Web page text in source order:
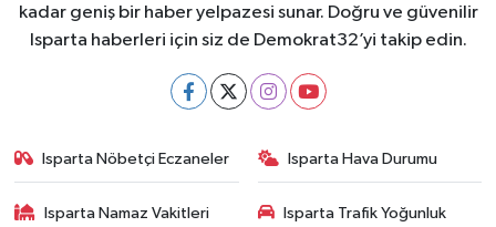
kadar geniş bir haber yelpazesi sunar. Doğru ve güvenilir
Isparta haberleri için siz de Demokrat32’yi takip edin.
Isparta Nöbetçi Eczaneler Isparta Hava Durumu
Isparta Namaz Vakitleri
Isparta Trafik Yoğunluk